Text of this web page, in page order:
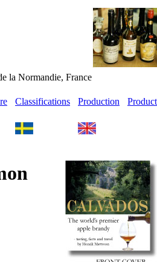
la Normandie, France
Classifications Production